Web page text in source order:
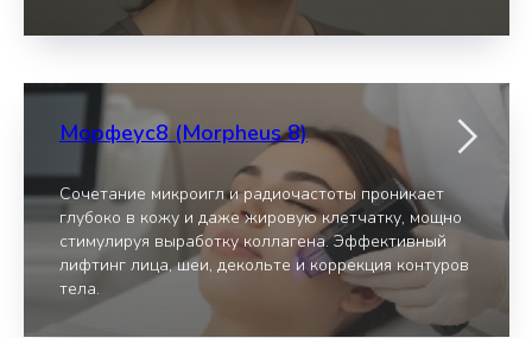
Морфеус8 (Morpheus 8)
Сочетание микроигл и радиочастоты проникает
глубоко в кожу и даже жировую клетчатку, мощно
стимулируя выработку коллагена. Эффективный
лифтинг лица, шеи, декольте и коррекция контуров
тела.